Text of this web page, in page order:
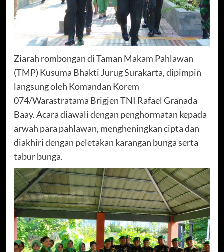
Ziarah rombongan di Taman Makam Pahlawan
(TMP) Kusuma Bhakti Jurug Surakarta, dipimpin
langsung oleh Komandan Korem
074/Warastratama Brigjen TNI Rafael Granada
Baay. Acara diawali dengan penghormatan kepada
arwah para pahlawan, mengheningkan cipta dan
diakhiri dengan peletakan karangan bunga serta
tabur bunga.